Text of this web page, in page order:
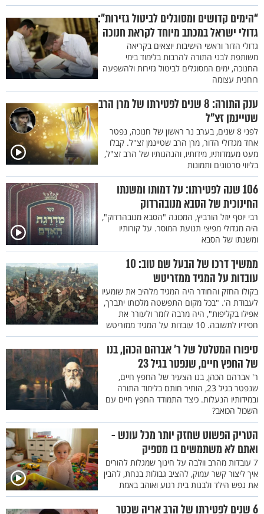
“הימים קדושים ומסוגלים לביטול גזירות”:
גדולי ישראל במכתב מיוחד לקראת חנוכה
גדולי הדור וראשי הישיבות יוצאים בקריאה
משותפת לבני התורה להרבות בלימוד בימי
החנוכה, ימים המסוגלים לביטול גזירות ולהשפעה
רוחנית עצומה
ענק התורה: 8 שנים לפטירתו של מרן הרב
שטיינמן זצ"ל
לפני 8 שנים, בערב נר ראשון של חנוכה, נפטר
אחד מגדולי הדור, מרן הרב שטיינמן זצ"ל. קבלו
מעט מעמדותיו, מידותיו, והנהגותיו של הרב זצ"ל,
בליווי סרטונים ותמונות
106 שנה לפטירתו: על דמותו ומשנתו
החינוכית של הסבא מנובהרדוק
רבי יוסף יוזל הורביץ, המכונה "הסבא מנובהרדוק",
היה מגדולי מפיצי תנועת המוסר. על קורותיו
ומשנתו של הסבא
ממשיך דרכו של הבעל שם טוב: 10
עובדות על המגיד ממזריטש
בקולו החזק והחודר היה המגיד מלהיב את שומעיו
לעבודת ה'. "בכל מקום התפשטה מלכותו יתברך,
אפילו בקליפות", היה מרבה לומר ולעורר את
חסידיו לתשובה. 10 עובדות על המגיד ממזריטש
סיפורו המטלטל של ר' אברהם הכהן, בנו
של החפץ חיים, שנפטר בגיל 23
ר' אברהם הכהן, בנו הצעיר של החפץ חיים,
שנפטר בגיל 23, הותיר חותם בלימוד התורה
ובמידותיו הנעלות. כיצד התמודד החפץ חיים עם
השכול הכואב?
הטריק הפשוט שחזק יותר מכל עונש -
ואתם לא משתמשים בו מספיק
7 עובדות מהרב וולבה על חינוך שמגלות להורים
איך ליצור קשר עמוק, להציב גבולות בנחת, להבין
את נפש הילד ולבנות בית רגוע ואוהב באמת
6 שנים לפטירתו של הרב אריה שכטר